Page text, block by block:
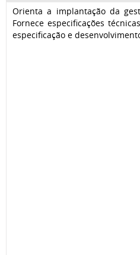
Orienta a implantação da
Fornece especificações
especificação e